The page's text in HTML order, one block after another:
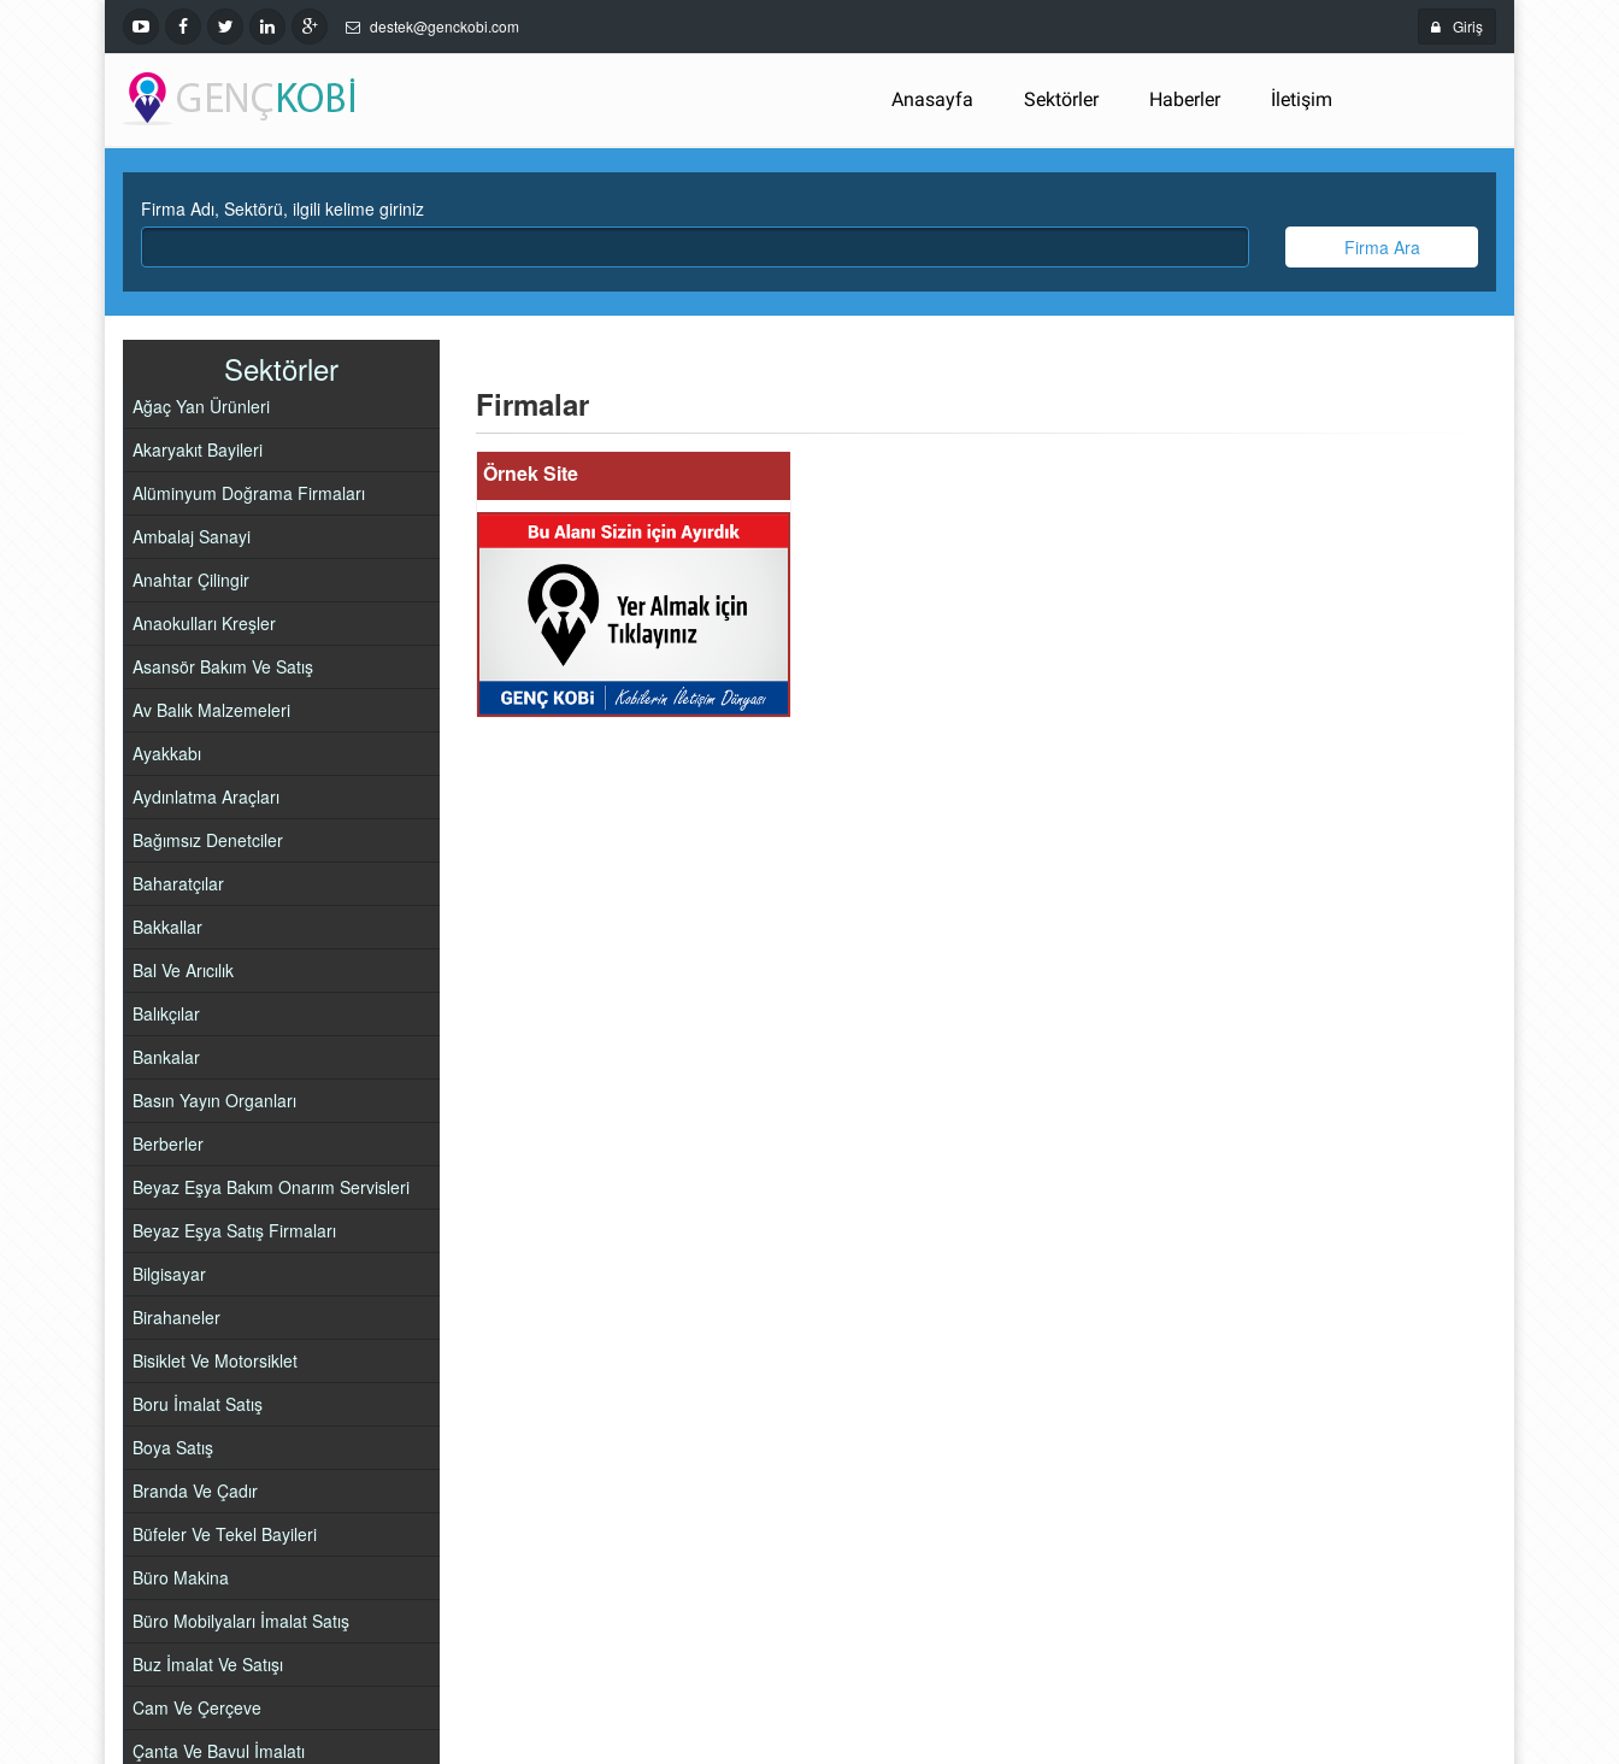
destek@genckobi.com Giriş
Anasayfa Sektörler Haberler İletişim
Firma Adı, Sektörü, ilgili kelime giriniz
Firma Ara
Sektörler
Ağaç Yan Ürünleri
Akaryakıt Bayileri
Alüminyum Doğrama Firmaları
Ambalaj Sanayi
Anahtar Çilingir
Anaokulları Kreşler
Asansör Bakım Ve Satış
Av Balık Malzemeleri
Ayakkabı
Aydınlatma Araçları
Bağımsız Denetciler
Baharatçılar
Bakkallar
Bal Ve Arıcılık
Balıkçılar
Bankalar
Basın Yayın Organları
Berberler
Beyaz Eşya Bakım Onarım Servisleri
Beyaz Eşya Satış Firmaları
Bilgisayar
Birahaneler
Bisiklet Ve Motorsiklet
Boru İmalat Satış
Boya Satış
Branda Ve Çadır
Büfeler Ve Tekel Bayileri
Büro Makina
Büro Mobilyaları İmalat Satış
Buz İmalat Ve Satışı
Cam Ve Çerçeve
Çanta Ve Bavul İmalatı
Firmalar
Örnek Site